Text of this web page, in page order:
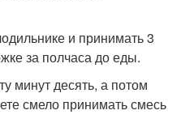
и принимать 3
за полчаса до еды.
минут десять, а потом
смело принимать смесь